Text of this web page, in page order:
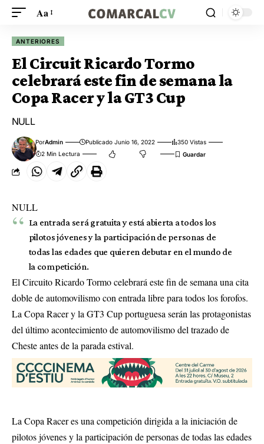
Aa
ANTERIORES
El Circuit Ricardo Tormo
celebrará este fin de semana la
Copa Racer y la GT3 Cup
NULL
PorAdmin Publicado Junio 16, 2022
350 Vistas
2 Min Lectura
NULL
La entrada será gratuita y está abierta a todos los
pilotos jóvenes y la participación de personas de
todas las edades que quieren debutar en el mundo de
la competición.
El Circuito Ricardo Tormo celebrará este fin de semana una cita
doble de automovilismo con entrada libre para todos los forofos.
La Copa Racer y la GT3 Cup portuguesa serán las protagonistas
del último acontecimiento de automovilismo del trazado de
Cheste antes de la parada estival.
La Copa Racer es una competición dirigida a la iniciación de
pilotos jóvenes y la participación de personas de todas las edades